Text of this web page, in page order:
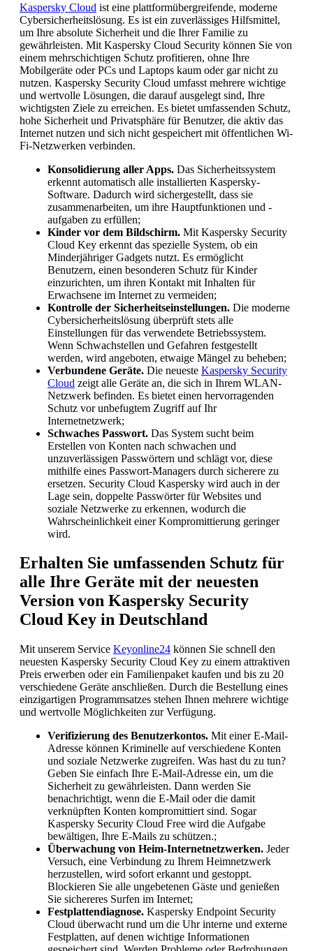
Kaspersky Cloud ist eine plattformübergreifende, moderne
Cybersicherheitslösung. Es ist ein zuverlässiges Hilfsmittel,
um Ihre absolute Sicherheit und die Ihrer Familie zu
gewährleisten. Mit Kaspersky Cloud Security können Sie von
einem mehrschichtigen Schutz profitieren, ohne Ihre
Mobilgeräte oder PCs und Laptops kaum oder gar nicht zu
nutzen. Kaspersky Security Cloud umfasst mehrere wichtige
und wertvolle Lösungen, die darauf ausgelegt sind, Ihre
wichtigsten Ziele zu erreichen. Es bietet umfassenden Schutz,
hohe Sicherheit und Privatsphäre für Benutzer, die aktiv das
Internet nutzen und sich nicht gespeichert mit öffentlichen Wi-
Fi-Netzwerken verbinden.
Konsolidierung aller Apps. Das Sicherheitssystem
erkennt automatisch alle installierten Kaspersky-
Software. Dadurch wird sichergestellt, dass sie
zusammenarbeiten, um ihre Hauptfunktionen und -
aufgaben zu erfüllen;
Kinder vor dem Bildschirm. Mit Kaspersky Security
Cloud Key erkennt das spezielle System, ob ein
Minderjähriger Gadgets nutzt. Es ermöglicht
Benutzern, einen besonderen Schutz für Kinder
einzurichten, um ihren Kontakt mit Inhalten für
Erwachsene im Internet zu vermeiden;
Kontrolle der Sicherheitseinstellungen. Die moderne
Cybersicherheitslösung überprüft stets alle
Einstellungen für das verwendete Betriebssystem.
Wenn Schwachstellen und Gefahren festgestellt
werden, wird angeboten, etwaige Mängel zu beheben;
Verbundene Geräte. Die neueste Kaspersky Security
Cloud zeigt alle Geräte an, die sich in Ihrem WLAN-
Netzwerk befinden. Es bietet einen hervorragenden
Schutz vor unbefugtem Zugriff auf Ihr
Internetnetzwerk;
Schwaches Passwort. Das System sucht beim
Erstellen von Konten nach schwachen und
unzuverlässigen Passwörtern und schlägt vor, diese
mithilfe eines Passwort-Managers durch sicherere zu
ersetzen. Security Cloud Kaspersky wird auch in der
Lage sein, doppelte Passwörter für Websites und
soziale Netzwerke zu erkennen, wodurch die
Wahrscheinlichkeit einer Kompromittierung geringer
wird.
Erhalten Sie umfassenden Schutz für
alle Ihre Geräte mit der neuesten
Version von Kaspersky Security
Cloud Key in Deutschland
Mit unserem Service Keyonline24 können Sie schnell den
neuesten Kaspersky Security Cloud Key zu einem attraktiven
Preis erwerben oder ein Familienpaket kaufen und bis zu 20
verschiedene Geräte anschließen. Durch die Bestellung eines
einzigartigen Programmsatzes stehen Ihnen mehrere wichtige
und wertvolle Möglichkeiten zur Verfügung.
Verifizierung des Benutzerkontos. Mit einer E-Mail-
Adresse können Kriminelle auf verschiedene Konten
und soziale Netzwerke zugreifen. Was hast du zu tun?
Geben Sie einfach Ihre E-Mail-Adresse ein, um die
Sicherheit zu gewährleisten. Dann werden Sie
benachrichtigt, wenn die E-Mail oder die damit
verknüpften Konten kompromittiert sind. Sogar
Kaspersky Security Cloud Free wird die Aufgabe
bewältigen, Ihre E-Mails zu schützen.;
Überwachung von Heim-Internetnetzwerken. Jeder
Versuch, eine Verbindung zu Ihrem Heimnetzwerk
herzustellen, wird sofort erkannt und gestoppt.
Blockieren Sie alle ungebetenen Gäste und genießen
Sie sichereres Surfen im Internet;
Festplattendiagnose. Kaspersky Endpoint Security
Cloud überwacht rund um die Uhr interne und externe
Festplatten, auf denen wichtige Informationen